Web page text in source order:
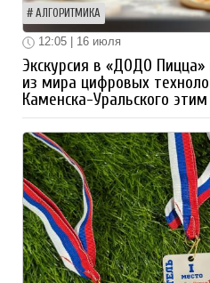
АЛГОРИТМИКА
12:05 | 16 июля
Экскурсия в «ДОДО
из мира цифровых
Каменска-Уральского